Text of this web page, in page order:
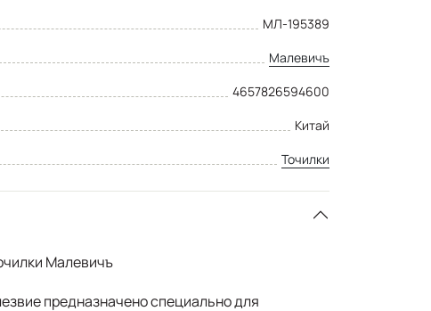
МЛ-195389
Малевичъ
4657826594600
Китай
Точилки
Малевичъ
предназначено специально для